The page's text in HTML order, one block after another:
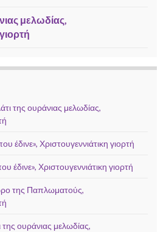
μελωδίας,
της ουράνιας μελωδίας,
έδινε», Χριστουγεννιάτικη γιορτή
έδινε», Χριστουγεννιάτικη γιορτή
της Παπλωματούς,
της ουράνιας μελωδίας,